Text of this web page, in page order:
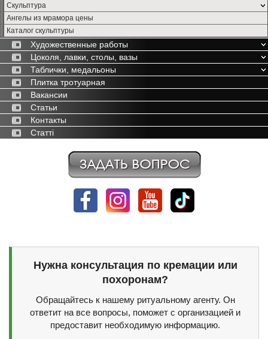
Скульптура
Ангелы из мрамора цены
Каталог скульптуры
Художественные работы
Цоколя, лавки, столы, вазы
Таблички, медальоны
Плитка тротуарная
Вакансии
Статьи
Контакты
Статті
Нужна консультация по кремации или
похоронам?
Обращайтесь к нашему ритуальному агенту. Он
ответит на все вопросы, поможет с организацией и
предоставит необходимую информацию.